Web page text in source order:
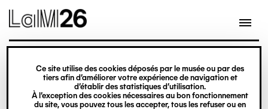
Gestion des cookies
Ce site utilise des cookies déposés par le musée ou par des
tiers afin d’améliorer votre expérience de navigation et
d’établir des statistiques d’utilisation.
À l’exception des cookies nécessaires au bon fonctionnement
du site, vous pouvez tous les accepter, tous les refuser ou en